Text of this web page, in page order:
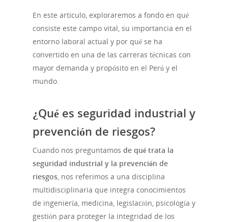
En este artículo, exploraremos a fondo en qué
consiste este campo vital, su importancia en el
entorno laboral actual y por qué se ha
convertido en una de las carreras técnicas con
mayor demanda y propósito en el Perú y el
mundo.
¿Qué es seguridad industrial y
prevención de riesgos?
Cuando nos preguntamos de qué trata la
seguridad industrial y la prevención de
riesgos, nos referimos a una disciplina
multidisciplinaria que integra conocimientos
de ingeniería, medicina, legislación, psicología y
gestión para proteger la integridad de los